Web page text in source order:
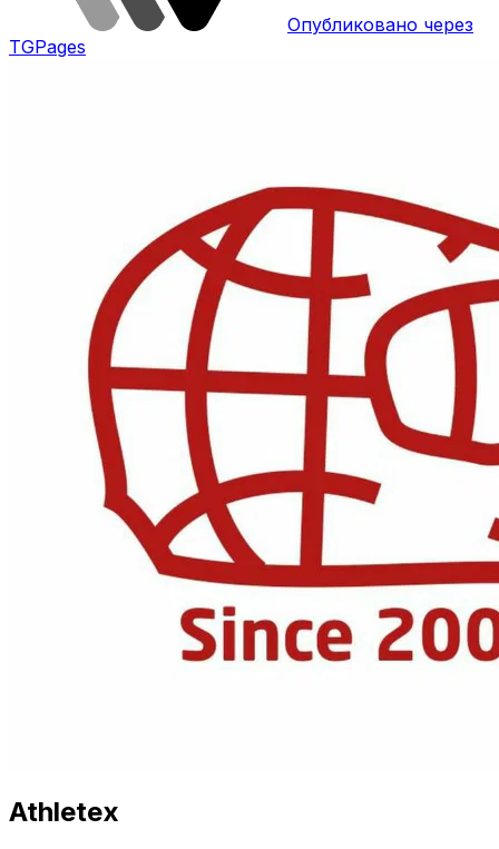
Опубликовано через
TGPages
Athletex